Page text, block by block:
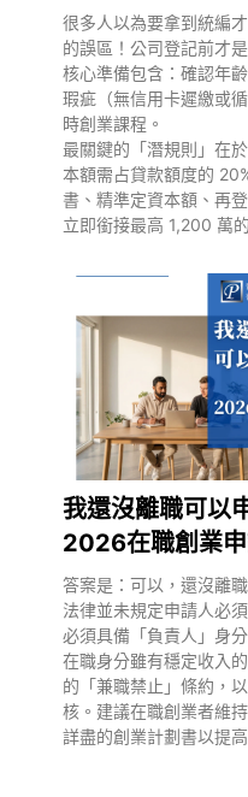
很多人以為要拿到統編
的誤區！公司登記前才
核心準備包含：確認年
瑕疵（無信用卡遲繳或
時創業課程。
最關鍵的「潛規則」在
本額需占貸款額度的
書、精準定資本額、再
立即銜接最高 1,200 萬
我還沒離職可以
2026在職創業
答案是：可以，還沒離
法律並未規定申請人必
必須具備「負責人」身
在職身分雖有穩定收入
的「兼職禁止」條約，
核。建議在職創業者維
詳盡的創業計劃書以提